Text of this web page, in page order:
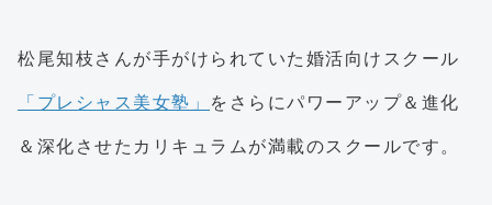
松尾知枝さんが手がけられていた婚活向けスクール
「プレシャス美女塾」 をさらにパワーアップ＆進化
＆深化させたカリキュラムが満載のスクールです。